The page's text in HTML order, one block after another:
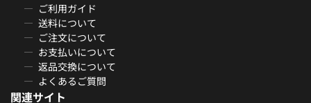
ご利用ガイド
送料について
ご注文について
お支払いについて
返品交換について
よくあるご質問
関連サイト